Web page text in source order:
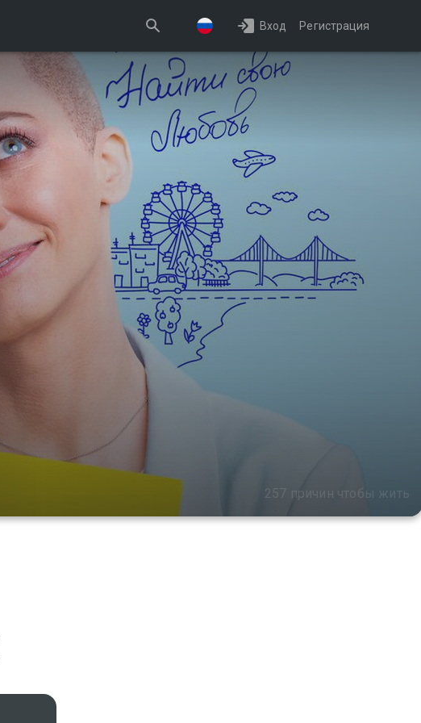
Вход Регистрация
257 причин чтобы жить